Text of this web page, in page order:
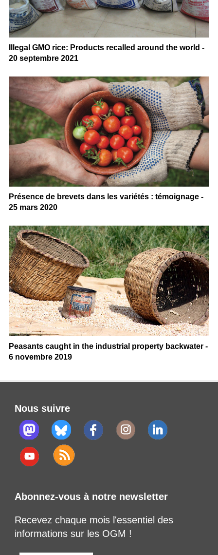
Illegal GMO rice: Products recalled around the world -
20 septembre 2021
Présence de brevets dans les variétés : témoignage -
25 mars 2020
Peasants caught in the industrial property backwater -
6 novembre 2019
Nous suivre
Abonnez-vous à notre newsletter
Recevez chaque mois l'essentiel des
informations sur les OGM !